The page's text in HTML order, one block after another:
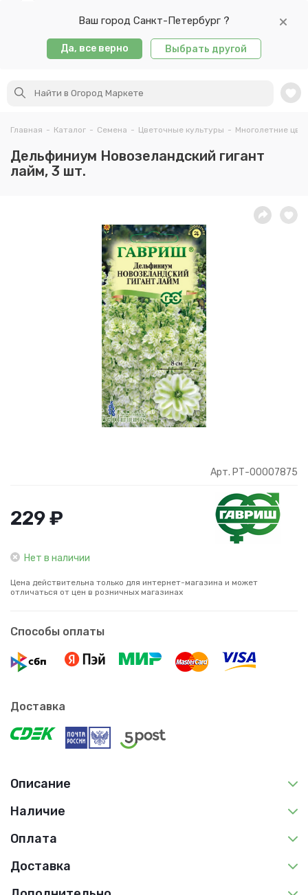
Ваш город Санкт-Петербург ?
Да, все верно Выбрать другой
Главная - Каталог - Семена - Цветочные культуры - Многолетние
Дельфиниум Новозеландский гигант
лайм, 3 шт.
Арт. РТ-00007875
229 ₽
Нет в наличии
Цена действительна только для интернет-магазина и может
отличаться от цен в розничных магазинах
Способы оплаты
Доставка
Описание
Наличие
Оплата
Доставка